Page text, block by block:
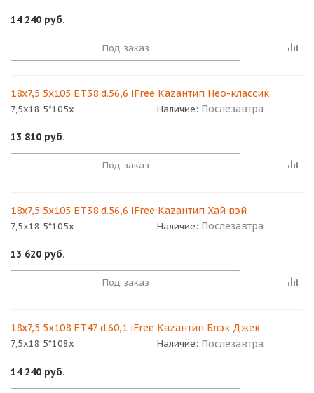
14 240 руб.
Под заказ
18x7,5 5x105 ET38 d.56,6 iFree Кazaнтип Нео-классик
7,5x18 5*105x Наличие: Послезавтра
13 810 руб.
Под заказ
18x7,5 5x105 ET38 d.56,6 iFree Кazaнтип Хай вэй
7,5x18 5*105x Наличие: Послезавтра
13 620 руб.
Под заказ
18x7,5 5x108 ET47 d.60,1 iFree Кazaнтип Блэк Джек
7,5x18 5*108x Наличие: Послезавтра
14 240 руб.